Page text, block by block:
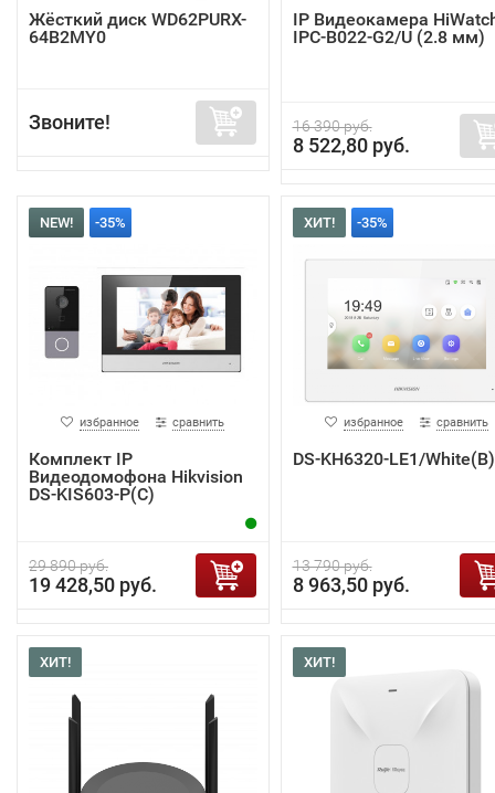
Жёсткий диск WD62PURX-
64B2MY0
Звоните!
IP Видеокамера
IPC-B022-G2/U (2.8 мм)
16 390 руб.
8 522,80 руб.
NEW! -35%
избранное сравнить
Комплект IP
Видеодомофона Hikvision
DS-KIS603-P(C)
29 890 руб.
19 428,50 руб.
ХИТ! -35%
избранное сравнить
DS-KH6320-LE1/White(B)
13 790 руб.
8 963,50 руб.
ХИТ! ХИТ!